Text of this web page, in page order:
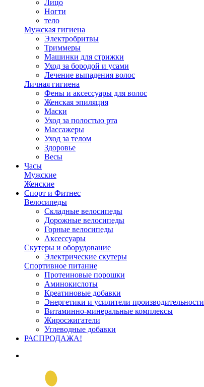
Лицо
Ногти
тело
Мужская гигиена
Электробритвы
Триммеры
Машинки для стрижки
Уход за бородой и усами
Лечение выпадения волос
Личная гигиена
Фены и аксессуары для волос
Женская эпиляция
Маски
Уход за полостью рта
Массажеры
Уход за телом
Здоровье
Весы
Часы
Мужские
Женские
Спорт и Фитнес
Велосипеды
Складные велосипеды
Дорожные велосипеды
Горные велосипеды
Аксессуары
Скутеры и оборудование
Электрические скутеры
Спортивное питание
Протеиновые порошки
Аминокислоты
Креатиновые добавки
Энергетики и усилители производительности
Витаминно-минеральные комплексы
Жиросжигатели
Углеводные добавки
РАСПРОДАЖА!